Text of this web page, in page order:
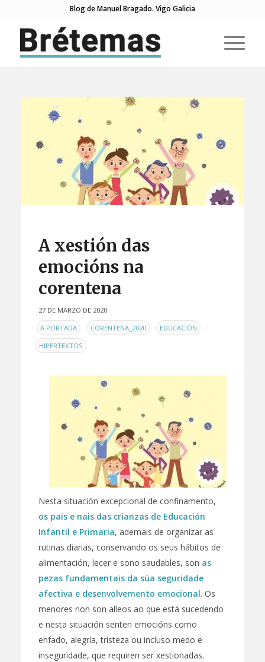
Blog de Manuel Bragado. Vigo Galicia
A xestión das
emocións na
corentena
27 DE MARZO DE 2020
ENA PORTADA , CORENTENA_2020 , EDUCACIÓN ,
HIPERTEXTOS
Nesta situación excepcional de confinamento,
os pais e nais das crianzas de Educación
Infantil e Primaria, ademais de organizar as
rutinas diarias, conservando os seus hábitos de
alimentación, lecer e sono saudables, son as
pezas fundamentais da súa seguridade
afectiva e desenvolvemento emocional. Os
menores non son alleos ao que está sucedendo
e nesta situación senten emocións como
enfado, alegría, tristeza ou incluso medo e
inseguridade, que requiren ser xestionadas.